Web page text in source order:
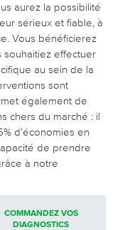
aurez la possibilité
sérieux et fiable, à
Vous bénéficierez
souhaitiez effectuer
au sein de la
sont
également de
chers du marché : il
d’économies en
de prendre
à notre
COMMANDEZ VOS
DIAGNOSTICS